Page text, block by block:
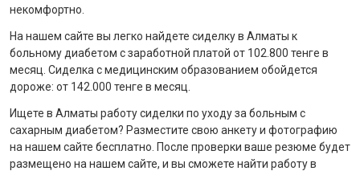
некомфортно.
На нашем сайте вы легко найдете сиделку в Алматы к
больному диабетом с заработной платой от 102.800 тенге в
месяц. Сиделка с медицинским образованием обойдется
дороже: от 142.000 тенге в месяц.
Ищете в Алматы работу сиделки по уходу за больным с
сахарным диабетом? Разместите свою анкету и фотографию
на нашем сайте бесплатно. После проверки ваше резюме будет
размещено на нашем сайте, и вы сможете найти работу в